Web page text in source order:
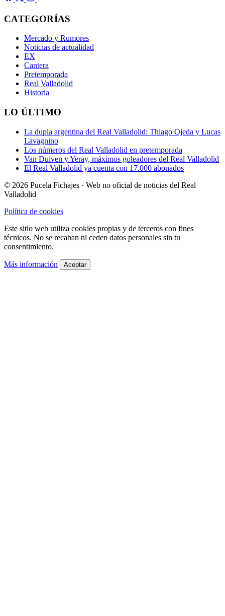
CATEGORÍAS
Mercado y Rumores
Noticias de actualidad
EX
Cantera
Pretemporada
Real Valladolid
Historia
LO ÚLTIMO
La dupla argentina del Real Valladolid: Thiago Ojeda y Lucas
Lavagnino
Los números del Real Valladolid en pretemporada
Van Duiven y Yeray, máximos goleadores del Real Valladolid
El Real Valladolid ya cuenta con 17.000 abonados
© 2026 Pucela Fichajes · Web no oficial de noticias del Real
Valladolid
Política de cookies
Este sitio web utiliza cookies propias y de terceros con fines
técnicos. No se recaban ni ceden datos personales sin tu
consentimiento.
Más información Aceptar